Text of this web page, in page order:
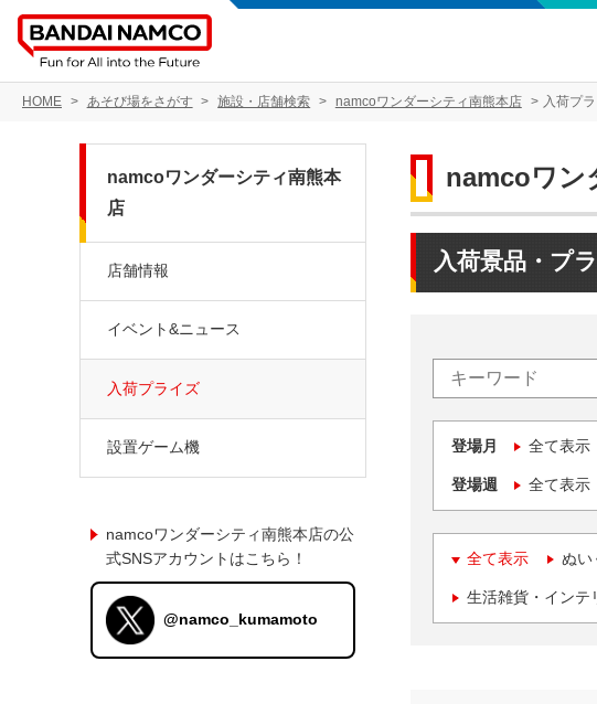
HOME あそび場をさがす 施設・店舗検索 namcoワンダーシティ南熊本店 入荷プ
namcoワン
入荷景品・プ
登場月 全て表示
登場週 全て表示
全て表示 ぬい
生活雑貨・インテ
namcoワンダーシティ南熊本
店
店舗情報
イベント&ニュース
入荷プライズ
設置ゲーム機
namcoワンダーシティ南熊本店の公
式SNSアカウントはこちら！
@namco_kumamoto